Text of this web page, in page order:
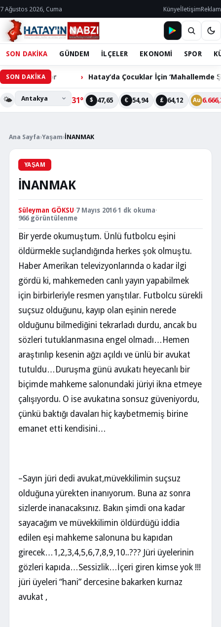
7 Ağustos 2026, Cuma KünyeİletişimReklam
SON DAKİKA GÜNDEM İLÇELER EKONOMİ SPOR
SON DAKİKA
Bekliyor Hatay’da Çocuklar İçin ‘Mahallemde Şenlik
🌤️ 31° $ 47,65 € 54,94 £ 64,12 Au
Ana Sayfa›Yaşam› İNANMAK
YAŞAM
İNANMAK
Süleyman GÖKSU·7 Mayıs 2016·1 dk okuma·
966 görüntülenme
Bir yerde okumuştum. Ünlü futbolcu eşini
öldürmekle suçlandığında herkes şok olmuştu.
Haber Amerikan televizyonlarında o kadar ilgi
gördü ki, mahkemeden canlı yayın yapabilmek
için birbirleriyle resmen yarıştılar. Futbolcu sürekli
suçsuz olduğunu, kayıp olan eşinin nerede
olduğunu bilmediğini tekrarladı durdu, ancak bu
sözleri tutuklanmasına engel olmadı…Hemen
araştırılıp kesenin ağzı açıldı ve ünlü bir avukat
tutuldu…Duruşma günü avukatı heyecanlı bir
biçimde mahkeme salonundaki jüriyi ikna etmeye
çalışıyordu. O ise avukatına sonsuz güveniyordu,
çünkü baktığı davaları hiç kaybetmemiş birine
emanet etti kendisini…
–Sayın jüri dedi avukat,müvekkilimin suçsuz
olduğuna yürekten inanıyorum. Buna az sonra
sizlerde inanacaksınız. Bakın şimdi ona kadar
sayacağım ve müvekkilimin öldürdüğü iddia
edilen eşi mahkeme salonuna bu kapıdan
girecek…1,2,3,4,5,6,7,8,9,10..??? Jüri üyelerinin
gözleri kapıda…Sessizlik…İçeri giren kimse yok !!!
jüri üyeleri “hani” dercesine bakarken kurnaz
avukat ,